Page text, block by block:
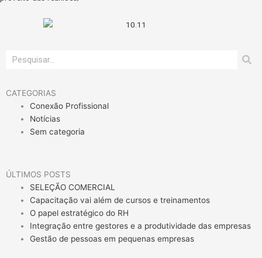
Pesquisar
CATEGORIAS
Conexão Profissional
Notícias
Sem categoria
ÚLTIMOS POSTS
SELEÇÃO COMERCIAL
Capacitação vai além de cursos e treinamentos
O papel estratégico do RH
Integração entre gestores e a produtividade das empresas
Gestão de pessoas em pequenas empresas